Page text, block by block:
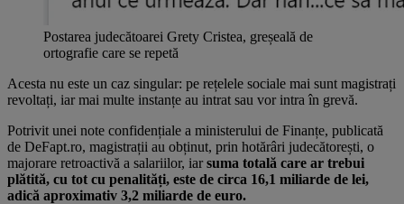
Postarea judecătoarei Grety Cristea, greșeală de
ortografie care se repetă
Acesta nu este un caz singular: pe rețelele sociale mai sunt magistrați
revoltați, iar mai multe instanțe au intrat sau vor intra în grevă.
Potrivit unei note confidențiale a ministerului de Finanțe, publicată
de DeFapt.ro, magistrații au obținut, prin hotărâri judecătorești, o
majorare retroactivă a salariilor, iarsuma totală care ar trebui
plătită, cu tot cu penalități, este de circa 16,1 miliarde de lei,
adică aproximativ 3,2 miliarde de euro.